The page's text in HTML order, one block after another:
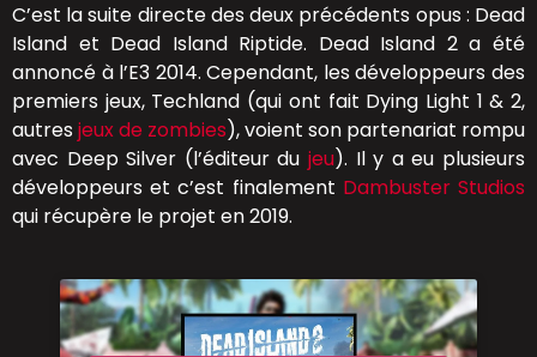
C’est la suite directe des deux précédents opus : Dead
Island et Dead Island Riptide. Dead Island 2 a été
annoncé à l’E3 2014. Cependant, les développeurs des
premiers jeux, Techland (qui ont fait Dying Light 1 & 2,
autres jeux de zombies), voient son partenariat rompu
avec Deep Silver (l’éditeur du jeu). Il y a eu plusieurs
développeurs et c’est finalement Dambuster Studios
qui récupère le projet en 2019.